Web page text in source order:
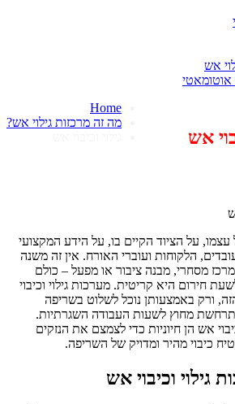
אש
אוטומאטי
Home
מה זה מרכזות גילוי אש?
אש
על הציוד הקיים בו, על הידע המקצועי
הלקוחות ועוברי האורח. אין זה משנה
מסחרי, מבנה ציבור או מפעל – כולם
חירום היא קריטית. מערכות גילוי וכיבוי
ורק באמצעותן נוכל לשלוט בשריפה
מחוץ לשעות העבודה השגרתיות.
אש הן חיוניות כדי לצמצם את הנזקים
כיבוי מהיר ומדויק של השריפה.
גילוי וכיבוי אש